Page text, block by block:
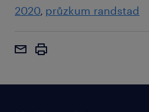
2020 průzkum randstad